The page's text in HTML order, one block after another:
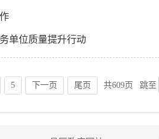
单位质量提升行动
5 下一页 尾页 共609页 跳至